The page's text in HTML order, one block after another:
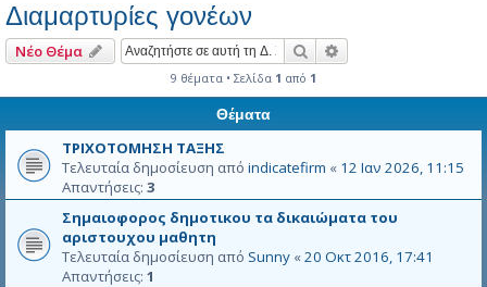
η
Διαμαρτυρίες γονέων
Νέο Θέμα Αναζήτηση
9 θέματα • Σελίδα 1 από 1
Θέματα
ΤΡΙΧΟΤΟΜΗΣΗ ΤΑΞΗΣ
Τελευταία δημοσίευση από indicatefirm « 12 Ιαν 2026, 11:15
Απαντήσεις: 3
Σημαιοφορος δημοτικου τα δικαιώματα του
αριστουχου μαθητη
Τελευταία δημοσίευση από Sunny «20 Οκτ 2016, 17:41
Απαντήσεις: 1